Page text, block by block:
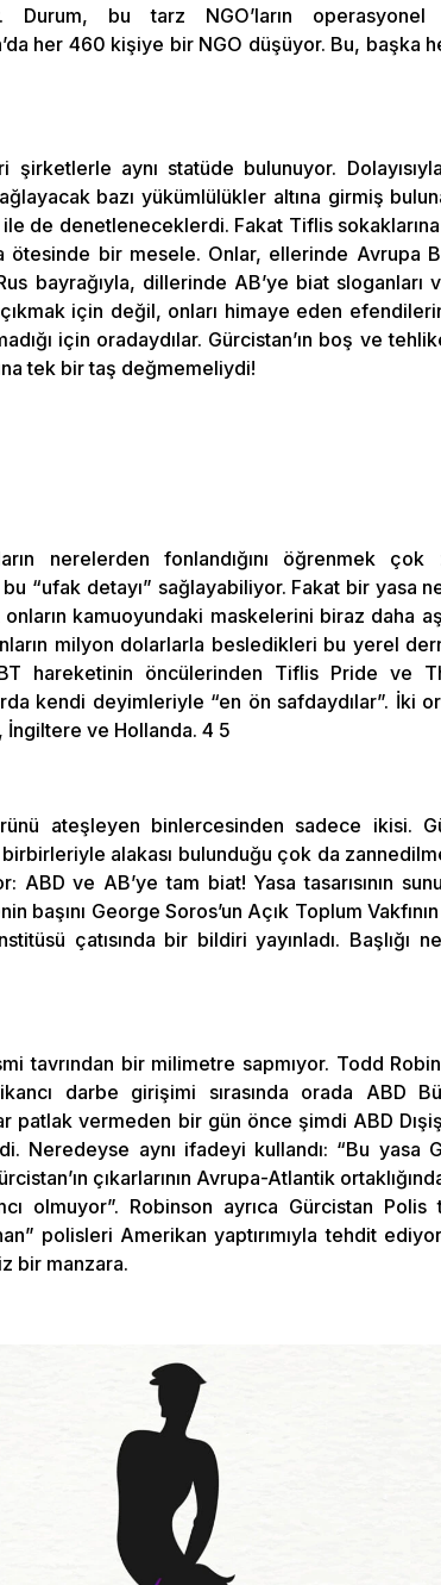
bu tarz NGO’ların operasyonel
her 460 kişiye bir NGO düşüyor. Bu, başka
aynı statüde bulunuyor. Dolayısıyla
bazı yükümlülükler altına girmiş
de denetleneceklerdi. Fakat Tiflis
ötesinde bir mesele. Onlar, ellerinde Avrupa
bayrağıyla, dillerinde AB’ye biat sloganları
için değil, onları himaye eden
için oradaydılar. Gürcistan’ın boş ve
tek bir taş değmemeliydi!
nerelerden fonlandığını öğrenmek
“ufak detayı” sağlayabiliyor. Fakat bir yasa
kamuoyundaki maskelerini biraz daha
milyon dolarlarla besledikleri bu yerel
hareketinin öncülerinden Tiflis Pride ve
kendi deyimleriyle “en ön safdaydılar”. İki
ve Hollanda. 4 5
ateşleyen binlercesinden sadece ikisi.
alakası bulunduğu çok da
ve AB’ye tam biat! Yasa tasarısının
başını George Soros’un Açık Toplum
çatısında bir bildiri yayınladı. Başlığı
tavrından bir milimetre sapmıyor. Todd
darbe girişimi sırasında orada ABD
patlak vermeden bir gün önce şimdi ABD
Neredeyse aynı ifadeyi kullandı: “Bu yasa
çıkarlarının Avrupa-Atlantik
olmuyor”. Robinson ayrıca Gürcistan Polis
polisleri Amerikan yaptırımıyla tehdit
bir manzara.